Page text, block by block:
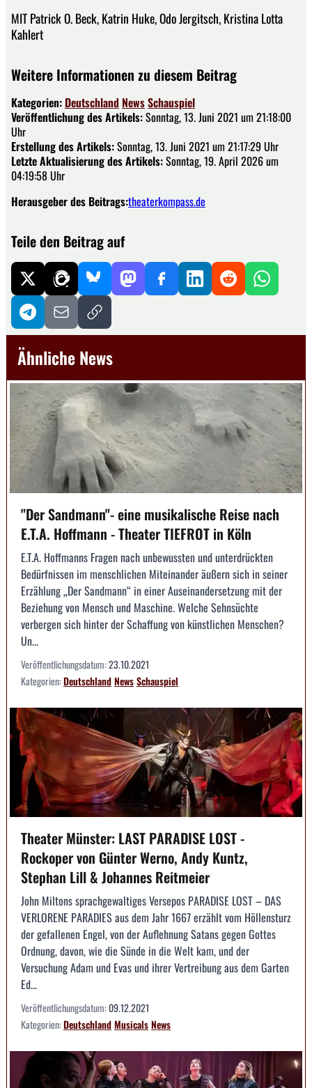
MIT Patrick O. Beck, Katrin Huke, Odo Jergitsch, Kristina Lotta
Kahlert
Weitere Informationen zu diesem Beitrag
Kategorien: Deutschland NewsSchauspiel
Veröffentlichung des Artikels:Sonntag, 13. Juni 2021 um 21:18:00
Uhr
Erstellung des Artikels:Sonntag, 13. Juni 2021 um 21:17:29 Uhr
Letzte Aktualisierung des Artikels:Sonntag, 19. April 2026 um
04:19:58 Uhr
Herausgeber des Beitrags:theaterkompass.de
Teile den Beitrag auf
Ähnliche News
"Der Sandmann"- eine musikalische Reise nach
E.T.A. Hoffmann - Theater TIEFROT in Köln
E.T.A. Hoffmanns Fragen nach unbewussten und unterdrückten
Bedürfnissen im menschlichen Miteinander äußern sich in seiner
Erzählung „Der Sandmann“ in einer Auseinandersetzung mit der
Beziehung von Mensch und Maschine. Welche Sehnsüchte
verbergen sich hinter der Schaffung von künstlichen Menschen?
Un...
Veröffentlichungsdatum:23.10.2021
Kategorien:DeutschlandNewsSchauspiel
Theater Münster: LAST PARADISE LOST -
Rockoper von Günter Werno, Andy Kuntz,
Stephan Lill & Johannes Reitmeier
John Miltons sprachgewaltiges Versepos PARADISE LOST – DAS
VERLORENE PARADIES aus dem Jahr 1667 erzählt vom Höllensturz
der gefallenen Engel, von der Auflehnung Satans gegen Gottes
Ordnung, davon, wie die Sünde in die Welt kam, und der
Versuchung Adam und Evas und ihrer Vertreibung aus dem Garten
Ed...
Veröffentlichungsdatum:09.12.2021
Kategorien:DeutschlandMusicalsNews